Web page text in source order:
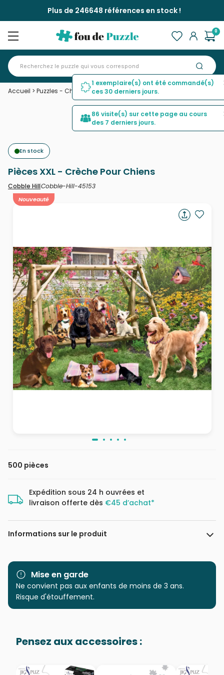
Plus de 246648 références en stock !
0
Accueil > Puzzles - Chiens>Pièces XXL - Crèche Pour Chiens
En stock
Pièces XXL - Crèche Pour Chiens
Cobble HillCobble-Hill-45153
Nouveauté
500 pièces
Expédition sous 24 h ouvrées et
livraison offerte dès €45 d’achat*
Informations sur le produit
Marque Cobble Hill
Catégorie Puzzles - Chiens
Age
Puzzle pour Adultes (500 à
Provenance Puzzles fabriqués en France
EAN 625012451536
Mise en garde
Ne convient pas aux enfants de moins de 3 ans.
Risque d'étouffement.
Pensez aux accessoires :
1 exemplaire(s) ont été commandé(s)
ces 30 derniers jours.
86 visite(s) sur cette page au cours
des 7 derniers jours.